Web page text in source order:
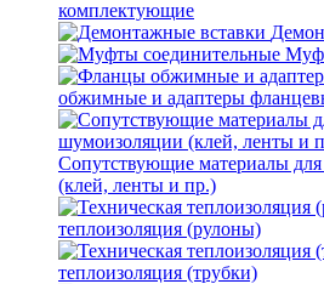
комплектующие
обжимные и адаптеры
Сопутствующие материалы
(клей, ленты и пр.)
теплоизоляция (рулоны)
теплоизоляция (трубки)